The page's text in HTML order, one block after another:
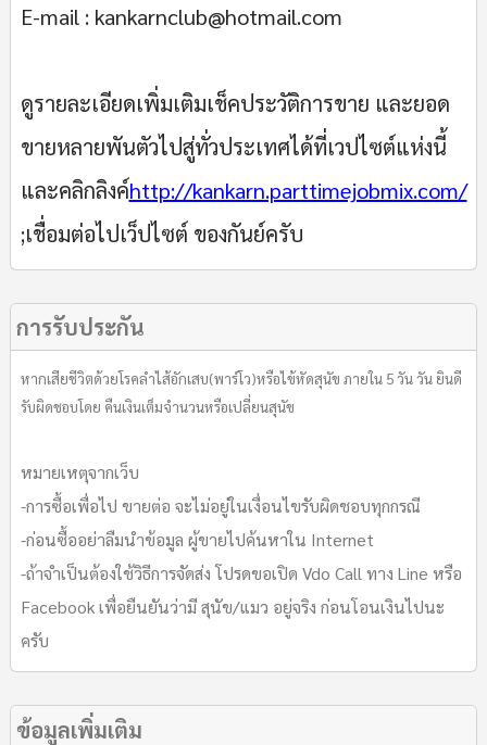
E-mail : kankarnclub@hotmail.com
ดูรายละเอียดเพิ่มเติมเช็คประวัติการขาย และยอด
ขายหลายพันตัวไปสู่ทั่วประเทศได้ที่เวปไซต์แห่งนี้
และคลิกลิงค์http://kankarn.parttimejobmix.com/
;เชื่อมต่อไปเว็ปไซต์ ของกันย์ครับ
การรับประกัน
หากเสียชีวิตด้วยโรคลำไส้อักเสบ(พาร์โว)หรือไข้หัดสุนัข ภายใน 5 วัน วัน ยินดี
รับผิดชอบโดย คืนเงินเต็มจำนวนหรือเปลี่ยนสุนัข
หมายเหตุจากเว็บ
-การซื้อเพื่อไป ขายต่อ จะไม่อยู่ในเงื่อนไขรับผิดชอบทุกกรณี
-ก่อนซื้ออย่าลืมนำข้อมูล ผู้ขายไปค้นหาใน Internet
-ถ้าจำเป็นต้องใช้วิธีการจัดส่ง โปรดขอเปิด Vdo Call ทาง Line หรือ
Facebook เพื่อยืนยันว่ามี สุนัข/แมว อยู่จริง ก่อนโอนเงินไปนะ
ครับ
ข้อมูลเพิ่มเติม